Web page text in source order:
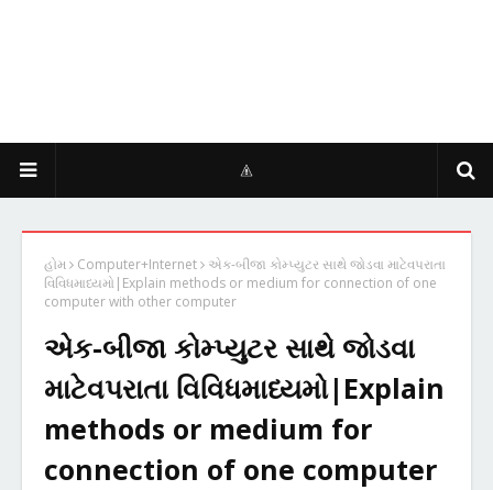
હોમ Computer+Internet
એક-બીજા કોમ્પ્યુટર સાથે જોડવા માટેવપરાતા
વિવિધમાધ્યમો|Explain methods or medium for connection of one
computer with other computer
એક-બીજા કોમ્પ્યુટર સાથે જોડવા
માટેવપરાતા વિવિધમાધ્યમો|Explain
methods or medium for
connection of one computer